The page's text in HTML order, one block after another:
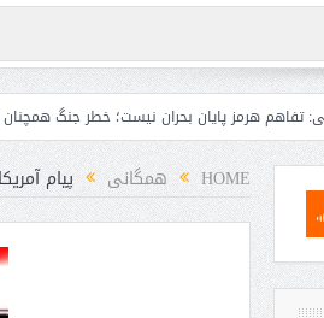
پایان بحران نیست؛ خطر جنگ همچنان پابرجاست
HOME همگانی پیام